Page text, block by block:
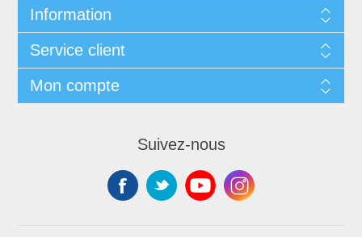
Information
Service client
Mon compte
Suivez-nous